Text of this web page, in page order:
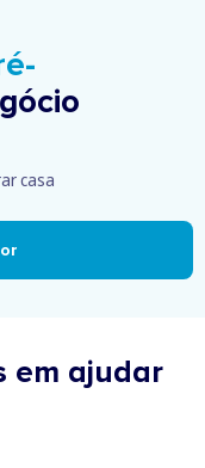
casa
em ajudar